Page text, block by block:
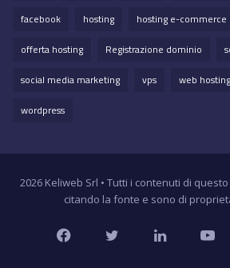
facebook
hosting hosting e-commerce
offerta hosting
Registrazione dominio
social media marketing
vps web hosting
wordpress
2026 Keliweb Srl • Tutti i contenuti di
citando la fonte e sono di
FacebookTwitterLinkedIn